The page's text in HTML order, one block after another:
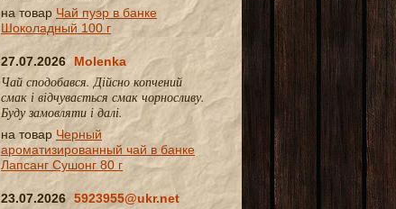
на товар Чай пуэр в банке
Шоколадный 100 г
27.07.2026 Molenka
Чай сподобався. Дійсно копчений
смак і відчувається смак чорносливу.
Буду замовляти і далі.
на товар Черный
ароматизированный чай в банке
Лапсанг Сушонг 80 г
23.07.2026 5923955@ukr.net